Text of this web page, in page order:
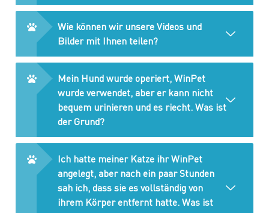
Wie können wir unsere Videos und
Bilder mit Ihnen teilen?
Mein Hund wurde operiert, WinPet
wurde verwendet, aber er kann nicht
bequem urinieren und es riecht. Was ist
der Grund?
Ich hatte meiner Katze ihr WinPet
angelegt, aber nach ein paar Stunden
sah ich, dass sie es vollständig von
ihrem Körper entfernt hatte. Was ist